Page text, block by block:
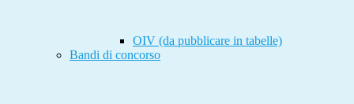
OIV (da pubblicare in tabelle)
Bandi di concorso